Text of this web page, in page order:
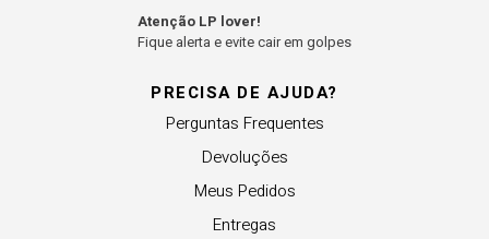
PRECISA DE AJUDA?
Perguntas Frequentes
Devoluções
Meus Pedidos
Entregas
Atenção LP lover!
Fique alerta e evite cair em golpes